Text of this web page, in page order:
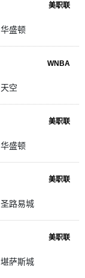
美职联
华盛顿
WNBA
天空
美职联
华盛顿
美职联
圣路易城
美职联
堪萨斯城